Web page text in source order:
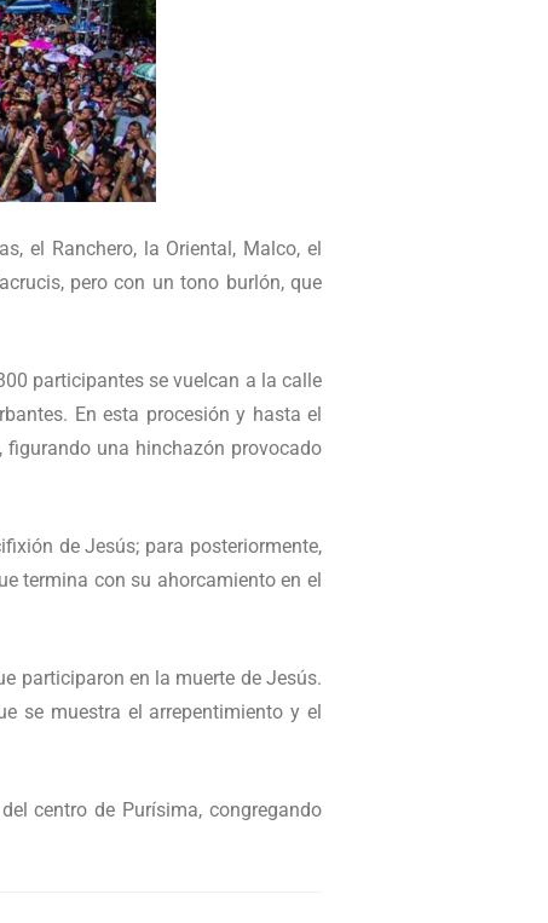
el Ranchero, la Oriental, Malco, el
pero con un tono burlón, que
participantes se vuelcan a la calle
En esta procesión y hasta el
una hinchazón provocado
de Jesús; para posteriormente,
termina con su ahorcamiento en el
participaron en la muerte de Jesús.
se muestra el arrepentimiento y el
centro de Purísima, congregando